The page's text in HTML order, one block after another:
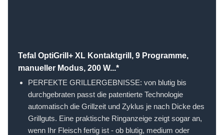
Tefal OptiGrill+ XL Kontaktgrill, 9 Programme,
manueller Modus, 200 W...*
PERFEKTE GRILLERGEBNISSE: von blutig bis
durchgebraten passt die patentierte Technologie
automatisch die Grillzeit und Zyklus je nach Dicke des
Grillguts. Eine praktische Ringanzeige zeigt sogar an,
wenn Ihr Fleisch fertig ist - ob blutig, medium oder